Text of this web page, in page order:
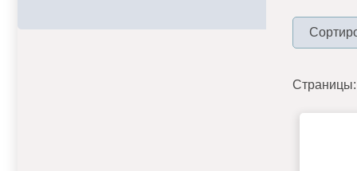
Страницы: